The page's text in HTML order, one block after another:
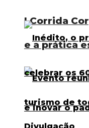
I Corrida
e a prática